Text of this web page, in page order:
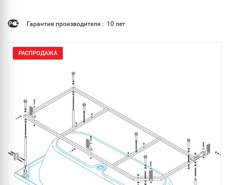
Гарантия производителя : 10 лет
РАСПРОДАЖА